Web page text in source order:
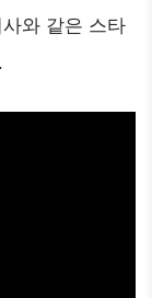
와 같은 스타